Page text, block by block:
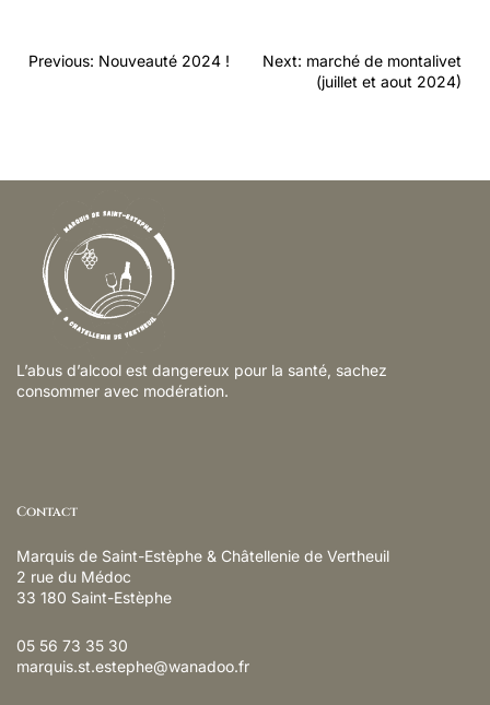
Navigation
Previous: Nouveauté 2024 ! Next: marché de montalivet
(juillet et aout 2024)
L’abus d’alcool est dangereux pour la santé, sachez
consommer avec modération.
Contact
Marquis de Saint-Estèphe & Châtellenie de Vertheuil
2 rue du Médoc
33 180 Saint-Estèphe
05 56 73 35 30
marquis.st.estephe@wanadoo.fr